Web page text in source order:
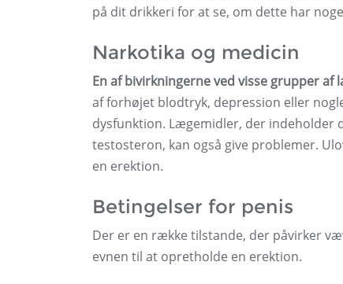
på dit drikkeri for at se, om dette har
Narkotika og medicin
En af bivirkningerne ved visse grupper
af forhøjet blodtryk, depression eller
dysfunktion. Lægemidler, der indeholder
testosteron, kan også give problemer.
en erektion.
Betingelser for penis
Der er en række tilstande, der påvirker
evnen til at opretholde en erektion.